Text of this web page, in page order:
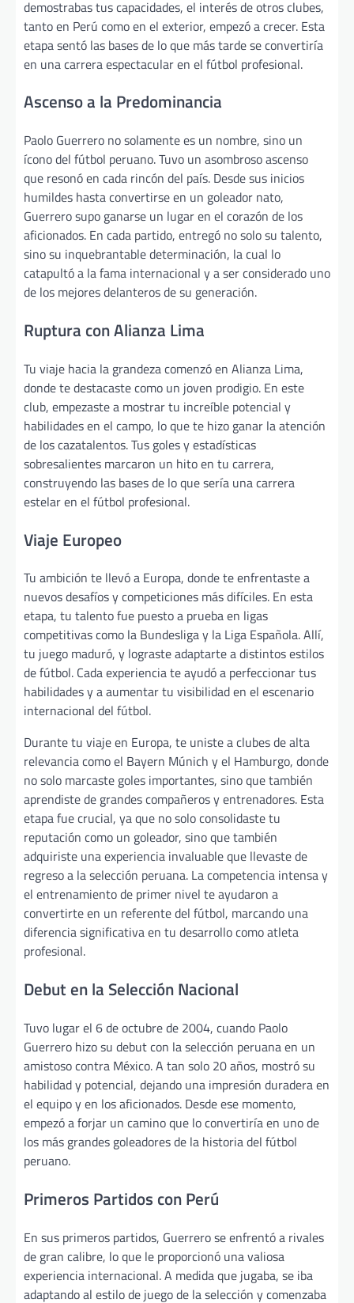
demostrabas tus capacidades, el interés de otros clubes,
tanto en Perú como en el exterior, empezó a crecer. Esta
etapa sentó las bases de lo que más tarde se convertiría
en una carrera espectacular en el fútbol profesional.
Ascenso a la Predominancia
Paolo Guerrero no solamente es un nombre, sino un
ícono del fútbol peruano. Tuvo un asombroso ascenso
que resonó en cada rincón del país. Desde sus inicios
humildes hasta convertirse en un goleador nato,
Guerrero supo ganarse un lugar en el corazón de los
aficionados. En cada partido, entregó no solo su talento,
sino su inquebrantable determinación, la cual lo
catapultó a la fama internacional y a ser considerado uno
de los mejores delanteros de su generación.
Ruptura con Alianza Lima
Tu viaje hacia la grandeza comenzó en Alianza Lima,
donde te destacaste como un joven prodigio. En este
club, empezaste a mostrar tu increíble potencial y
habilidades en el campo, lo que te hizo ganar la atención
de los cazatalentos. Tus goles y estadísticas
sobresalientes marcaron un hito en tu carrera,
construyendo las bases de lo que sería una carrera
estelar en el fútbol profesional.
Viaje Europeo
Tu ambición te llevó a Europa, donde te enfrentaste a
nuevos desafíos y competiciones más difíciles. En esta
etapa, tu talento fue puesto a prueba en ligas
competitivas como la Bundesliga y la Liga Española. Allí,
tu juego maduró, y lograste adaptarte a distintos estilos
de fútbol. Cada experiencia te ayudó a perfeccionar tus
habilidades y a aumentar tu visibilidad en el escenario
internacional del fútbol.
Durante tu viaje en Europa, te uniste a clubes de alta
relevancia como el Bayern Múnich y el Hamburgo, donde
no solo marcaste goles importantes, sino que también
aprendiste de grandes compañeros y entrenadores. Esta
etapa fue crucial, ya que no solo consolidaste tu
reputación como un goleador, sino que también
adquiriste una experiencia invaluable que llevaste de
regreso a la selección peruana. La competencia intensa y
el entrenamiento de primer nivel te ayudaron a
convertirte en un referente del fútbol, marcando una
diferencia significativa en tu desarrollo como atleta
profesional.
Debut en la Selección Nacional
Tuvo lugar el 6 de octubre de 2004, cuando Paolo
Guerrero hizo su debut con la selección peruana en un
amistoso contra México. A tan solo 20 años, mostró su
habilidad y potencial, dejando una impresión duradera en
el equipo y en los aficionados. Desde ese momento,
empezó a forjar un camino que lo convertiría en uno de
los más grandes goleadores de la historia del fútbol
peruano.
Primeros Partidos con Perú
En sus primeros partidos, Guerrero se enfrentó a rivales
de gran calibre, lo que le proporcionó una valiosa
experiencia internacional. A medida que jugaba, se iba
adaptando al estilo de juego de la selección y comenzaba